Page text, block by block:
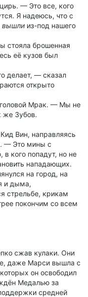
— Это все, кого
Я надеюсь, что с
вышли из-под нашего
стояла брошенная
её кузов был
делает, — сказал
открыто
Мрак. — Мы не
же Зубов.
Вин, направляясь
— Это мины с
кого попадут, но не
нападающих.
на город, на
и дыма,
стрельбе, крикам
покончим со всем
сжав кулаки. Они
даже Марси вышла с
он освободил
Медалью за
средней